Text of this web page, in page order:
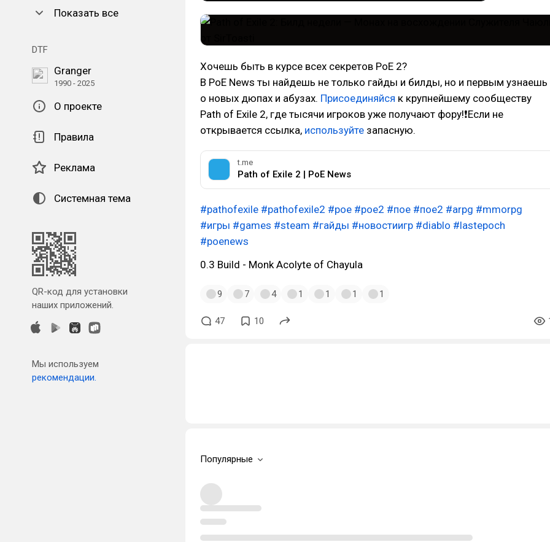
Показать все
DTF
Granger
1990 - 2025
О проекте
Правила
Реклама
Системная тема
QR-код для установки
наших приложений.
Мы используем
рекомендации.
Хочешь быть в курсе всех секретов PoE 2?
В PoE News ты найдешь не только гайды и билды, но и первым узнаешь
о новых дюпах и абузах. Присоединяйся к крупнейшему сообществу
Path of Exile 2, где тысячи игроков уже получают фору!❗Если не
открывается ссылка, используйте запасную.
t.me
Path of Exile 2 | PoE News
#pathofexile #pathofexile2 #poe #poe2 #пое #пое2 #arpg #mmorpg
#игры #games #steam #гайды #новостиигр #diablo #lastepoch
#poenews
0.3 Build - Monk Acolyte of Chayula
9 7 4 1 1 1 1
47 10
Популярные